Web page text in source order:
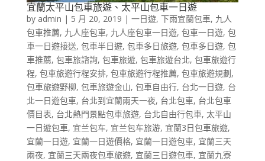
宜蘭太平山包車旅遊、太平山包車一日遊
by admin | 5 月 20, 2019 | 一日遊, 下雨宜蘭包車, 九人
包車推薦, 九人座包車, 九人座包車一日遊, 包車一日遊, 包
車一日遊接送, 包車半日遊, 包車多日旅遊, 包車多日遊, 包
車推薦, 包車旅諮詢, 包車旅遊, 包車旅遊台北, 包車旅遊行
程, 包車旅遊行程安排, 包車旅遊行程推薦, 包車旅遊規劃,
包車旅遊野柳, 包車旅遊金山, 包車自由行, 台北一日遊, 台
北一日遊包車, 台北到宜蘭兩天一夜, 台北包車, 台北包車
價目表, 台北熱門景點包車旅遊, 台北自由行包車, 太平山
一日遊包車, 宜兰包车, 宜兰包车旅游, 宜蘭3日包車旅遊,
宜蘭一日遊, 宜蘭一日遊價格, 宜蘭一日遊包車, 宜蘭三天
兩夜, 宜蘭三天兩夜包車旅遊, 宜蘭三日遊包車, 宜蘭九寮